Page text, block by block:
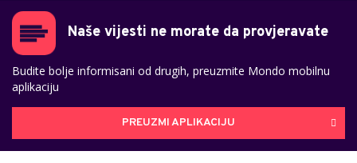
Naše vijesti ne morate da provjeravate
Budite bolje informisani od drugih, preuzmite Mondo mobilnu
aplikaciju
PREUZMI APLIKACIJU